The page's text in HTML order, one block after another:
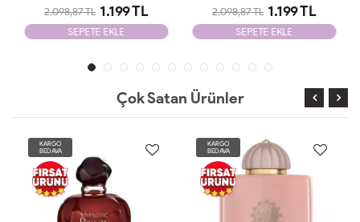
2.098,87 TL 1.199 TL
SEPETE EKLE
2.098,87 TL 1.199 TL
SEPETE EKLE
Çok Satan Ürünler
KARGO
BEDAVA
KARGO
BEDAVA
YENİ